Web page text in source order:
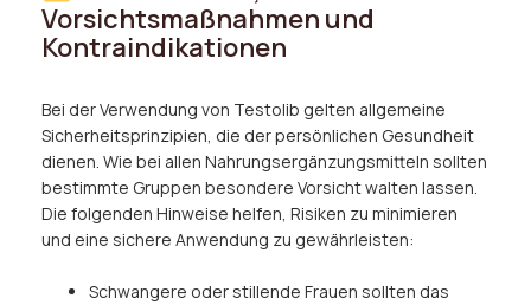
Vorsichtsmaßnahmen und
Kontraindikationen
Bei der Verwendung von Testolib gelten allgemeine
Sicherheitsprinzipien, die der persönlichen Gesundheit
dienen. Wie bei allen Nahrungsergänzungsmitteln sollten
bestimmte Gruppen besondere Vorsicht walten lassen.
Die folgenden Hinweise helfen, Risiken zu minimieren
und eine sichere Anwendung zu gewährleisten:
Schwangere oder stillende Frauen sollten das